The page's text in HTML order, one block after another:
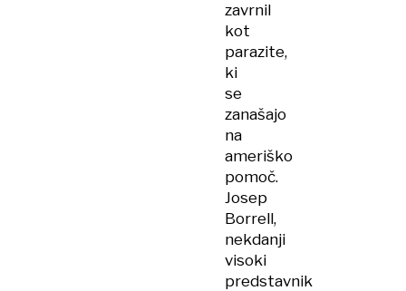
zavrnil
kot
parazite,
ki
se
zanašajo
na
ameriško
pomoč.
Josep
Borrell,
nekdanji
visoki
predstavnik